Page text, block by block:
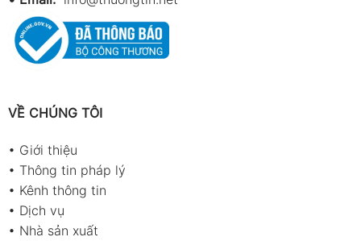
VỀ CHÚNG TÔI
• Giới thiệu
• Thông tin pháp lý
• Kênh thông tin
• Dịch vụ
• Nhà sản xuất